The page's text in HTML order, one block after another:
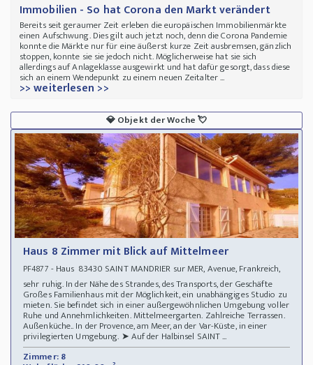
Immobilien - So hat Corona den Markt verändert
Bereits seit geraumer Zeit erleben die europäischen Immobilienmärkte
einen Aufschwung. Dies gilt auch jetzt noch, denn die Corona Pandemie
konnte die Märkte nur für eine äußerst kurze Zeit ausbremsen, gänzlich
stoppen, konnte sie sie jedoch nicht. Möglicherweise hat sie sich
allerdings auf Anlageklasse ausgewirkt und hat dafür gesorgt, dass diese
sich an einem Wendepunkt zu einem neuen Zeitalter ...
>> weiterlesen >>
💎Objekt der Woche💘
Haus 8 Zimmer mit Blick auf Mittelmeer
PF4877 - Haus 83430 SAINT MANDRIER sur MER, Avenue, Frankreich,
sehr ruhig. In der Nähe des Strandes, des Transports, der Geschäfte
Großes Familienhaus mit der Möglichkeit, ein unabhängiges Studio zu
mieten. Sie befindet sich in einer außergewöhnlichen Umgebung voller
Ruhe und Annehmlichkeiten. Mittelmeergarten. Zahlreiche Terrassen.
Außenküche.. In der Provence, am Meer, an der Var-Küste, in einer
privilegierten Umgebung. ➤ Auf der Halbinsel SAINT ...
Zimmer: 8